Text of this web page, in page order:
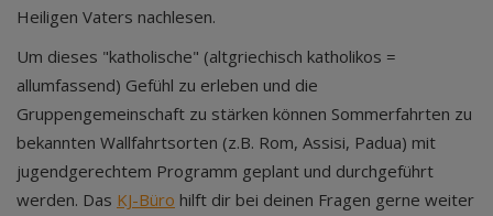
Heiligen Vaters nachlesen.
Um dieses "katholische" (altgriechisch katholikos =
allumfassend) Gefühl zu erleben und die
Gruppengemeinschaft zu stärken können Sommerfahrten zu
bekannten Wallfahrtsorten (z.B. Rom, Assisi, Padua) mit
jugendgerechtem Programm geplant und durchgeführt
werden. Das KJ-Büro hilft dir bei deinen Fragen gerne weiter